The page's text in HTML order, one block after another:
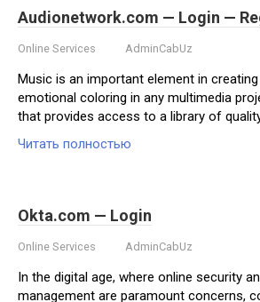
Audionetwork.com — Login —
Online Services AdminCabUz
Music is an important element in
emotional coloring in any multimedia
that provides access to a library of
Читать полностью
Okta.com — Login
Online Services AdminCabUz
In the digital age, where online security
management are paramount concerns,